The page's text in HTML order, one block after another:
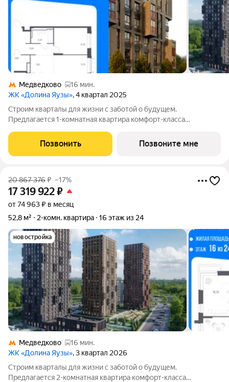
Медведково
16 мин.
ЖК «Долина Яузы», 4 квартал 2025
Строим кварталы для жизни с заботой о будущем.
Предлагается 1-комнатная квартира комфорт-класса
жилом комплексе "Долина Яузы".Квартиры комплекса на
выбор: могут быть как с отделкой, так и
Позвонить Позвоните мне
20 867 376₽ –17%
17 319 922₽
от 74 963 ₽ в месяц
52,8 м²
2-комн. квартира 16 этаж из 24
новостройка
Медведково
16 мин.
ЖК «Долина Яузы», 3 квартал 2026
Строим кварталы для жизни с заботой о будущем.
Предлагается 2-комнатная квартира комфорт-класса